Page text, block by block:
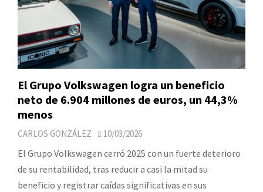
El Grupo Volkswagen logra un beneficio
neto de 6.904 millones de euros, un 44,3%
menos
CARLOS GONZÁLEZ 10/03/2026
El Grupo Volkswagen cerró 2025 con un fuerte deterioro
de su rentabilidad, tras reducir a casi la mitad su
beneficio y registrar caídas significativas en sus